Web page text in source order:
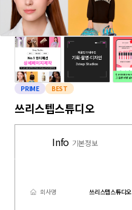
PRIME BEST
쓰리스텝스튜디오
Info 기본정보
회사명 쓰리스텝스튜디오